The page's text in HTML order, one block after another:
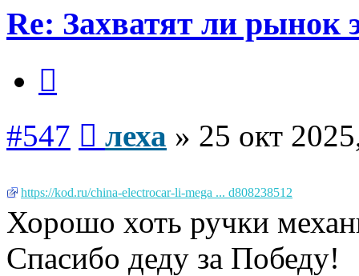
Re: Захватят ли рынок
#547 леха » 25 окт
https://kod.ru/china-electrocar-li-mega ... d808238512
Хорошо хоть ручки
Спасибо деду за Победу!